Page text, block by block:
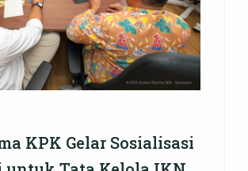
KPK Gelar Sosialisasi